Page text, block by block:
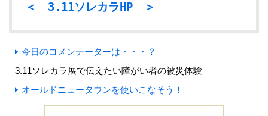
＜ 3.11ソレカラHP ＞
今日のコメンテーターは・・・？
3.11ソレカラ展で伝えたい障がい者の被災体験
オールドニュータウンを使いこなそう！